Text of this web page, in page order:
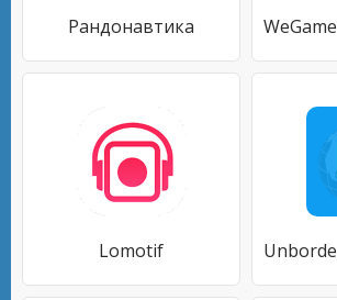
Рандонавтика
Lomotif